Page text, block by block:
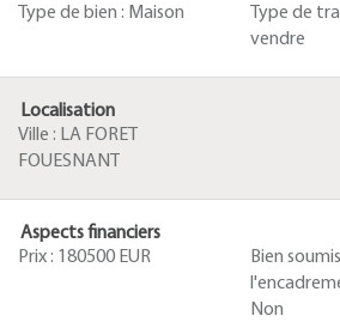
Type de bien : Maison Type de
vendre
Localisation
Ville : LA FORET
FOUESNANT
Aspects financiers
Prix : 180500 EUR
Bien
Non